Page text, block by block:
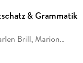
& Grammatik
Brill, Marion